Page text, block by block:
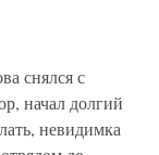
снялся с
начал долгий
невидимка